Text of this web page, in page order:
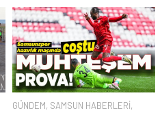
GÜNDEM, SAMSUN HABERLERİ,